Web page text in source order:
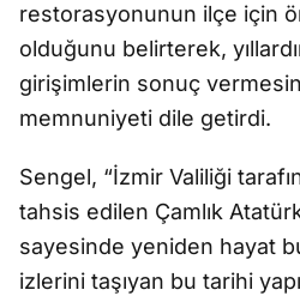
restorasyonunun ilçe için
olduğunu belirterek,
girişimlerin sonuç
memnuniyeti dile getirdi.
Sengel, “İzmir Valiliği
tahsis edilen Çamlık
sayesinde yeniden hayat
izlerini taşıyan bu tarihi